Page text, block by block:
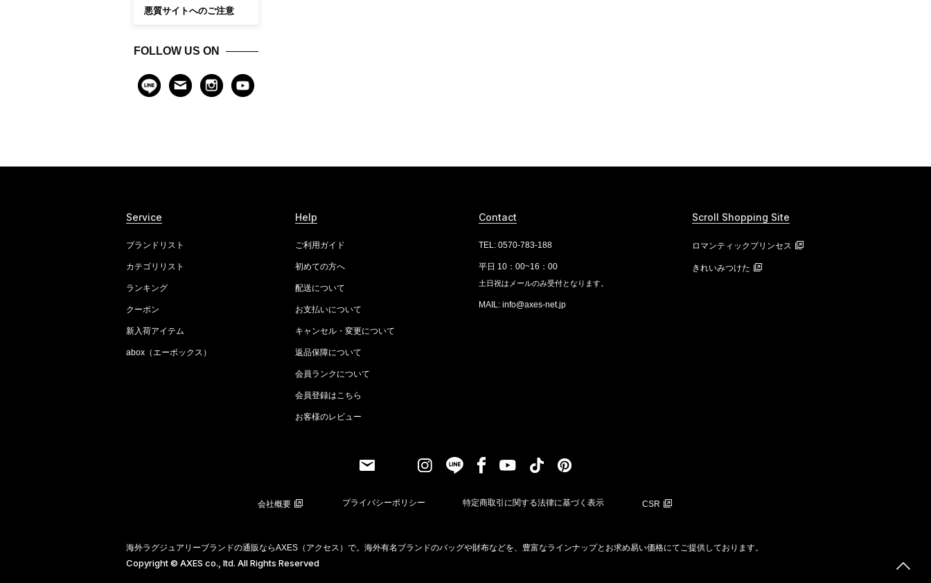
悪質サイトへのご注意
FOLLOW US ON
Service
ブランドリスト
カテゴリリスト
ランキング
クーポン
新入荷アイテム
abox（エーボックス）
Help
ご利用ガイド
初めての方へ
配送について
お支払いについて
キャンセル・変更について
返品保障について
会員ランクについて
会員登録はこちら
お客様のレビュー
Contact
TEL: 0570-783-188
平日 10：00~16：00
土日祝はメールのみ受付となります。
MAIL: info@axes-net.jp
Scroll Shopping Site
ロマンティックプリンセス
きれいみつけた
会社概要 プライバシーポリシー 特定商取引に関する法律に基づく表示 CSR
海外ラグジュアリーブランドの通販ならAXES（アクセス）で。海外有名ブランドのバッグや財布などを、豊富なラインナップとお求め易い価格にてご提供しております。
Copyright © AXES co., ltd. All Rights Reserved